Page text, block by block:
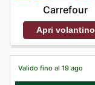
Carrefour
Apri volantino
Valido fino al 19 ago